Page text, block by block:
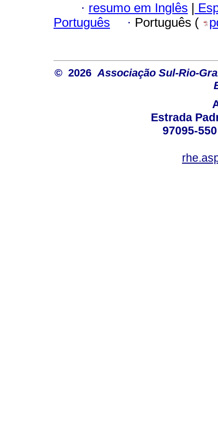
· resumo em Inglês |
Português
· Português (
© 2026 Associação Sul-Rio-
Estrada
97095-